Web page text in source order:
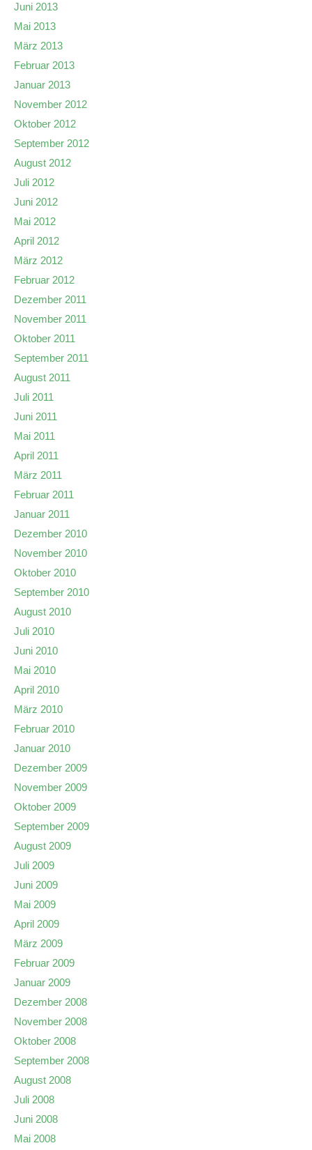
Juni 2013
Mai 2013
März 2013
Februar 2013
Januar 2013
November 2012
Oktober 2012
September 2012
August 2012
Juli 2012
Juni 2012
Mai 2012
April 2012
März 2012
Februar 2012
Dezember 2011
November 2011
Oktober 2011
September 2011
August 2011
Juli 2011
Juni 2011
Mai 2011
April 2011
März 2011
Februar 2011
Januar 2011
Dezember 2010
November 2010
Oktober 2010
September 2010
August 2010
Juli 2010
Juni 2010
Mai 2010
April 2010
März 2010
Februar 2010
Januar 2010
Dezember 2009
November 2009
Oktober 2009
September 2009
August 2009
Juli 2009
Juni 2009
Mai 2009
April 2009
März 2009
Februar 2009
Januar 2009
Dezember 2008
November 2008
Oktober 2008
September 2008
August 2008
Juli 2008
Juni 2008
Mai 2008